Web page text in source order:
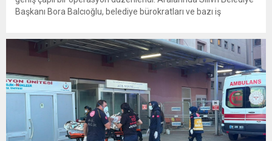
Başkanı Bora Balcıoğlu, belediye bürokratları ve bazı iş
inceleme ve arama çalışmaları devam ediyor. İstanbul’da...